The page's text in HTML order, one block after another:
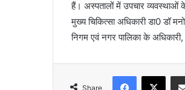
हैं। अस्पतालों में उपचार व्यवस्थाओं
मुख्य चिकित्सा अधिकारी डा0 डॉ
निगम एवं नगर पालिका के
Share